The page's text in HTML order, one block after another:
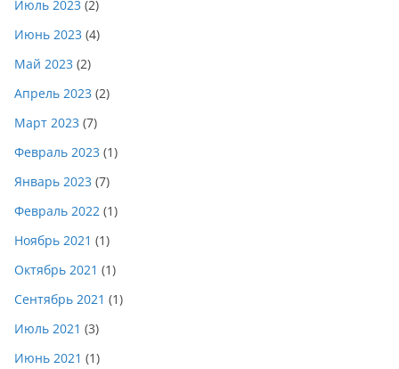
Июль 2023 (2)
Июнь 2023 (4)
Май 2023 (2)
Апрель 2023 (2)
Март 2023 (7)
Февраль 2023 (1)
Январь 2023 (7)
Февраль 2022 (1)
Ноябрь 2021 (1)
Октябрь 2021 (1)
Сентябрь 2021 (1)
Июль 2021 (3)
Июнь 2021 (1)